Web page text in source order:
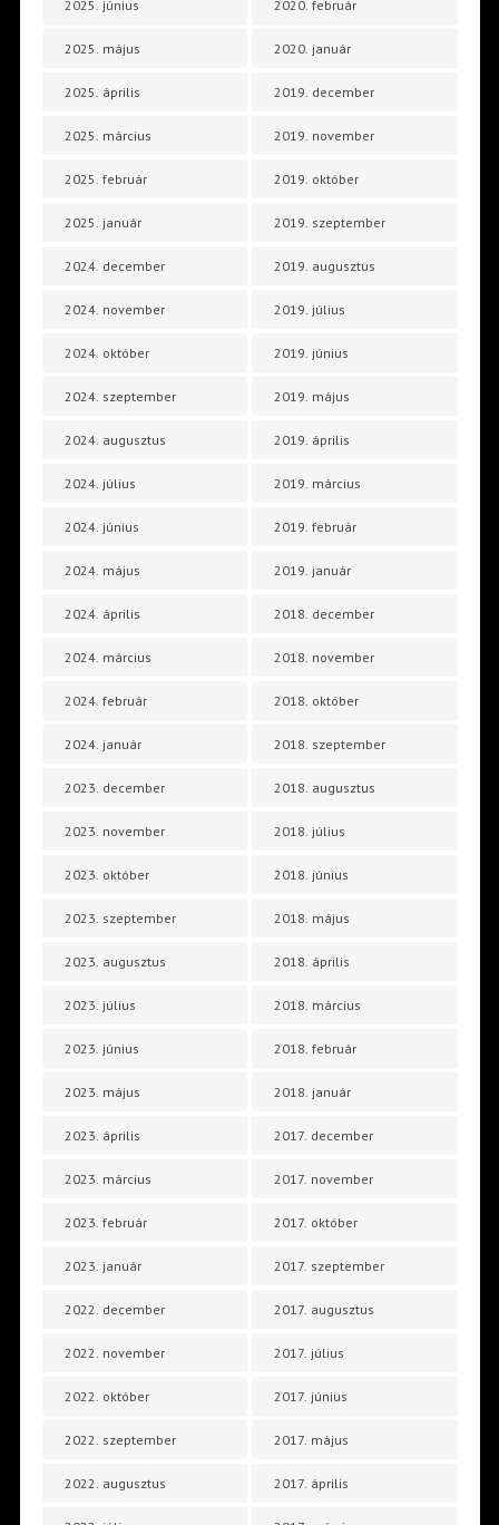
2025. június
2025. május
2025. április
2025. március
2025. február
2025. január
2024. december
2024. november
2024. október
2024. szeptember
2024. augusztus
2024. július
2024. június
2024. május
2024. április
2024. március
2024. február
2024. január
2023. december
2023. november
2023. október
2023. szeptember
2023. augusztus
2023. július
2023. június
2023. május
2023. április
2023. március
2023. február
2023. január
2022. december
2022. november
2022. október
2022. szeptember
2022. augusztus
2020. február
2020. január
2019. december
2019. november
2019. október
2019. szeptember
2019. augusztus
2019. július
2019. június
2019. május
2019. április
2019. március
2019. február
2019. január
2018. december
2018. november
2018. október
2018. szeptember
2018. augusztus
2018. július
2018. június
2018. május
2018. április
2018. március
2018. február
2018. január
2017. december
2017. november
2017. október
2017. szeptember
2017. augusztus
2017. július
2017. június
2017. május
2017. április